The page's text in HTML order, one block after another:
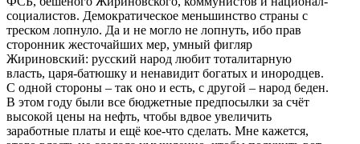
социалистов. Демократическое меньшинство страны с
треском лопнуло. Да и не могло не лопнуть, ибо прав
сторонник жесточайших мер, умный фигляр
Жириновский: русский народ любит тоталитарную
власть, царя-батюшку и ненавидит богатых и инородцев.
С одной стороны – так оно и есть, с другой – народ беден.
В этом году были все бюджетные предпосылки за счёт
высокой цены на нефть, чтобы вдвое увеличить
заработные платы и ещё кое-что сделать. Мне кажется,